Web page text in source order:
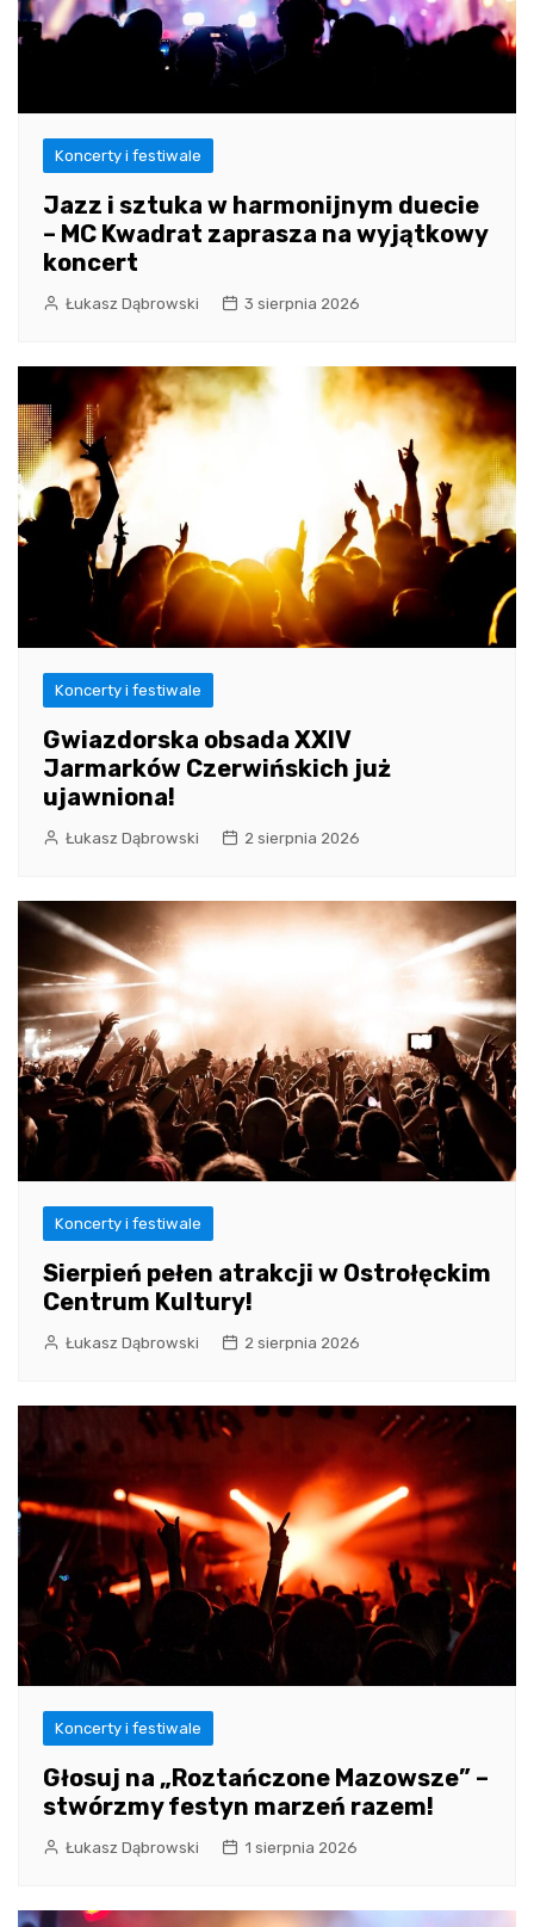
Koncerty i festiwale
Jazz i sztuka w harmonijnym duecie
– MC Kwadrat zaprasza na wyjątkowy
koncert
Łukasz Dąbrowski 3 sierpnia 2026
Koncerty i festiwale
Gwiazdorska obsada XXIV
Jarmarków Czerwińskich już
ujawniona!
Łukasz Dąbrowski 2 sierpnia 2026
Koncerty i festiwale
Sierpień pełen atrakcji w Ostrołęckim
Centrum Kultury!
Łukasz Dąbrowski 2 sierpnia 2026
Koncerty i festiwale
Głosuj na „Roztańczone Mazowsze” –
stwórzmy festyn marzeń razem!
Łukasz Dąbrowski 1 sierpnia 2026